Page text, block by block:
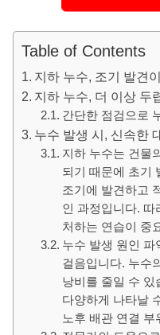
Table of Contents
지하 누수, 조기 발견
지하 누수, 더 이상 두
간단한 점검으로
누수 발생 시, 신속한
지하 누수는 건물
되기 때문에 초기
조기에 발견하고
인 과정입니다. 따
처하는 연습이 중
누수 발생 원인 파
걸음입니다. 누수
낭비를 줄일 수 있
다양하게 나타날
노후 배관 연결 부